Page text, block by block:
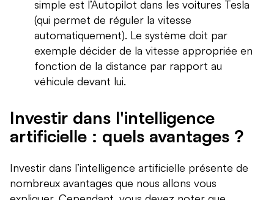
simple est l’Autopilot dans les voitures Tesla
(qui permet de réguler la vitesse
automatiquement). Le système doit par
exemple décider de la vitesse appropriée en
fonction de la distance par rapport au
véhicule devant lui.
Investir dans l'intelligence
artificielle : quels avantages ?
Investir dans l’intelligence artificielle présente de
nombreux avantages que nous allons vous